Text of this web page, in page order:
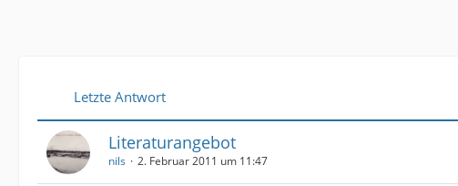
Letzte Antwort
Literaturangebot
nils 2. Februar 2011 um 11:47